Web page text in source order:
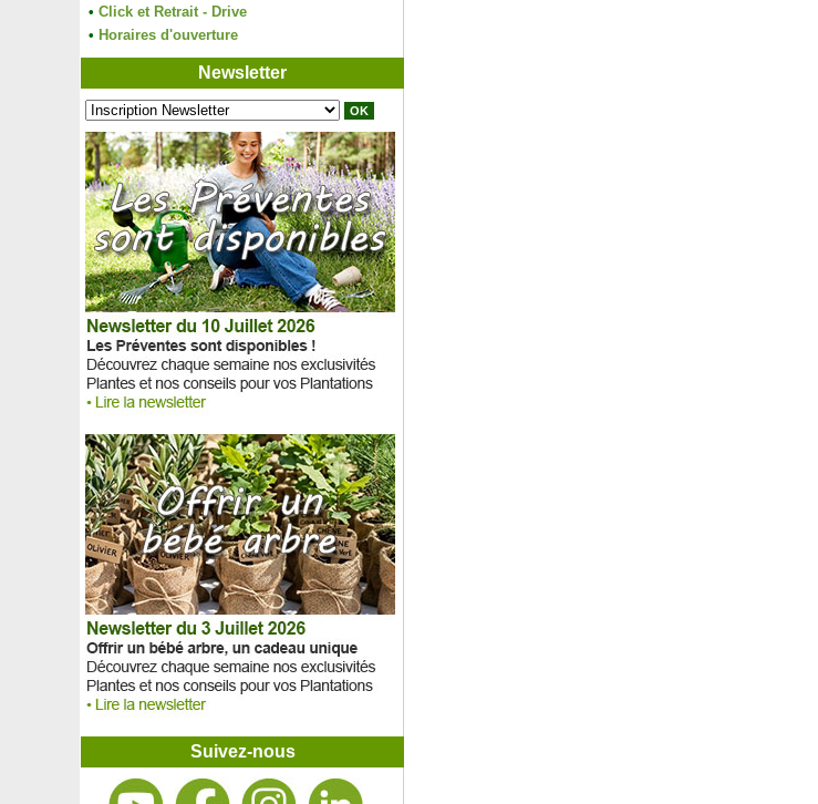
• Click et Retrait - Drive
• Horaires d'ouverture
Newsletter
Suivez-nous